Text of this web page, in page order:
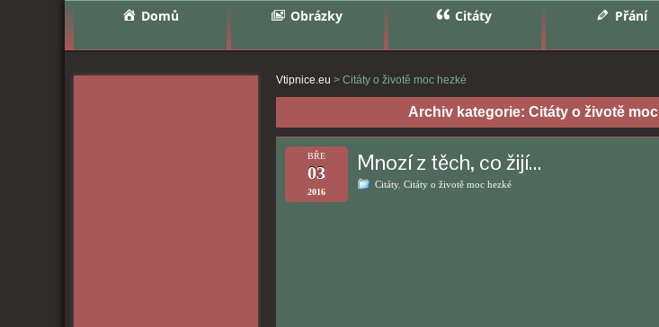
Domů Obrázky Citáty Přání
Vtipnice.eu > Citáty o životě moc hezké
Archiv kategorie: Citáty o životě
BŘE
03
2016
Mnozí z těch, co žijí…
Citáty, Citáty o životě moc hezké